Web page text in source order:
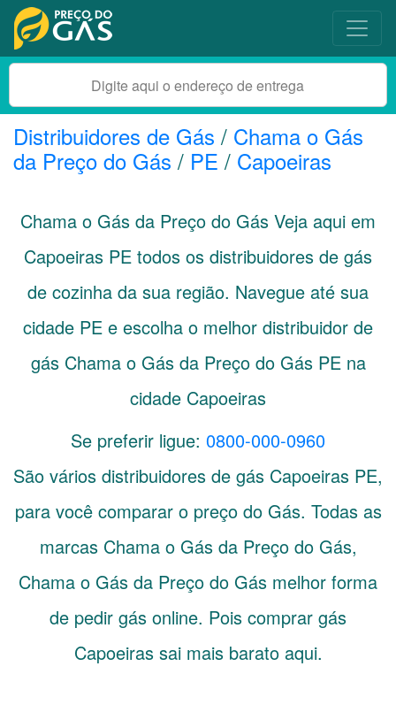
Distribuidores de Gás / Chama o Gás
da Preço do Gás / PE / Capoeiras
Chama o Gás da Preço do Gás Veja aqui em
Capoeiras PE todos os distribuidores de gás
de cozinha da sua região. Navegue até sua
cidade PE e escolha o melhor distribuidor de
gás Chama o Gás da Preço do Gás PE na
cidade Capoeiras
Se preferir ligue: 0800-000-0960
São vários distribuidores de gás Capoeiras PE,
para você comparar o preço do Gás. Todas as
marcas Chama o Gás da Preço do Gás,
Chama o Gás da Preço do Gás melhor forma
de pedir gás online. Pois comprar gás
Capoeiras sai mais barato aqui.